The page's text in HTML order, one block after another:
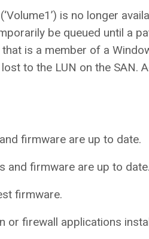
is no longer
be queued until a
is a member of a
to the LUN on the SAN.
firmware are up to date.
and firmware are up to date.
firmware.
or firewall applications